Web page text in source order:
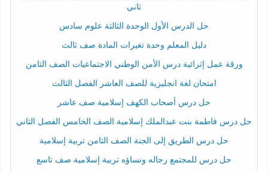
ثاني
حل الدرس الأول الوحدة الثالثة علوم سادس
دليل المعلم وحدة تغيرات المادة صف ثالث
ورقة عمل إثرائية درس الأمن الوطني الاجتماعيات الصف الثامن
امتحان لغة انجليزية للصف العاشر الفصل الثالث
حل درس أصحاب الكهف إسلامية صف عاشر
حل درس فاطمة بنت عبدالملك إسلامية الصف الخامس الفصل الثاني
حل درس الطريق إلى الجنة الصف الثامن تربية إسلامية
حل درس للمجتمع رجاله ونساؤه تربية إسلامية صف تاسع